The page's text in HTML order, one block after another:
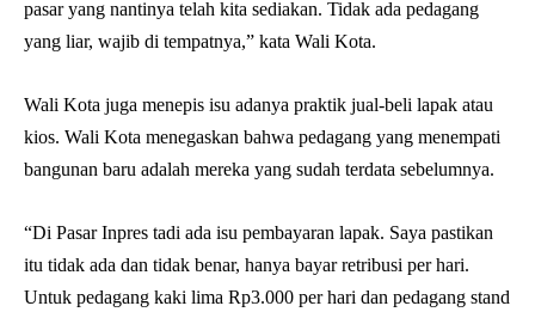
pasar yang nantinya telah kita sediakan. Tidak ada pedagang
yang liar, wajib di tempatnya,” kata Wali Kota.
Wali Kota juga menepis isu adanya praktik jual-beli lapak atau
kios. Wali Kota menegaskan bahwa pedagang yang menempati
bangunan baru adalah mereka yang sudah terdata sebelumnya.
“Di Pasar Inpres tadi ada isu pembayaran lapak. Saya pastikan
itu tidak ada dan tidak benar, hanya bayar retribusi per hari.
Untuk pedagang kaki lima Rp3.000 per hari dan pedagang stand